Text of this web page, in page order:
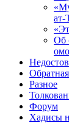
ат-
Об
Разное
Форум
Хадисы